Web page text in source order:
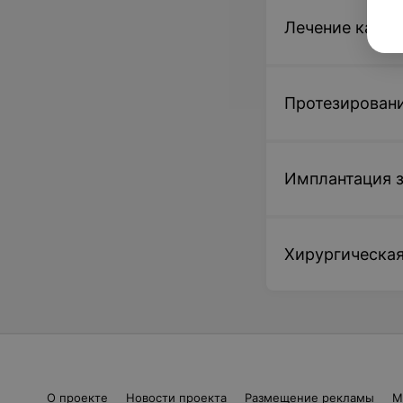
Лечение
Имплантация
О проекте Новости проекта Размещение рекламы